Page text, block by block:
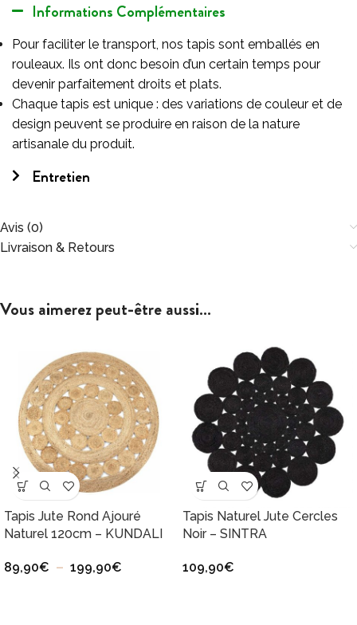
Informations Complémentaires
Pour faciliter le transport, nos tapis sont emballés en
rouleaux. Ils ont donc besoin d’un certain temps pour
devenir parfaitement droits et plats.
Chaque tapis est unique : des variations de couleur et de
design peuvent se produire en raison de la nature
artisanale du produit.
Entretien
Avis (0)
Livraison & Retours
Vous aimerez peut-être aussi…
Tapis Jute Rond Ajouré
Naturel 120cm – KUNDALI
89,90€ – 199,90€
Tapis Naturel Jute Cercles
Noir – SINTRA
109,90€